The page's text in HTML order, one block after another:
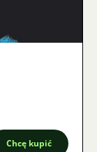
Chcę kupić